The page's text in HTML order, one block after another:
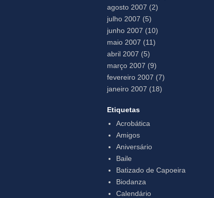
agosto 2007 (2)
julho 2007 (5)
junho 2007 (10)
maio 2007 (11)
abril 2007 (5)
março 2007 (9)
fevereiro 2007 (7)
janeiro 2007 (18)
Etiquetas
Acrobática
Amigos
Aniversário
Baile
Batizado de Capoeira
Biodanza
Calendário